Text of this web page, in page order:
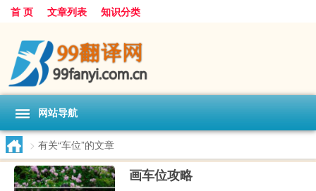
首 页 文章列表 知识分类
网站导航
> 有关“车位”的文章
画车位攻略